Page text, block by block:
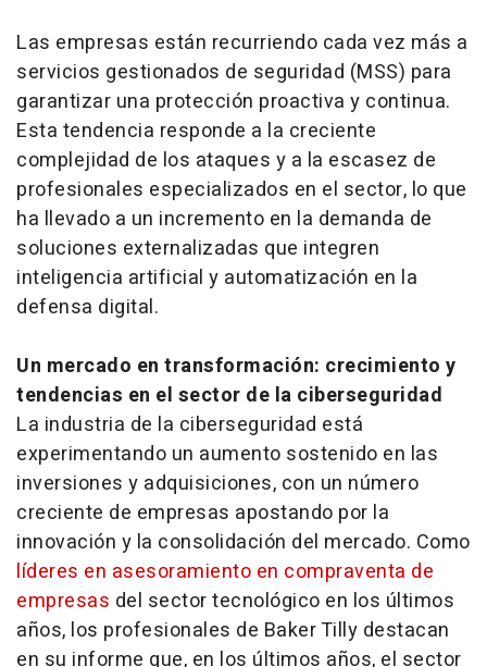
Las empresas están recurriendo cada vez más a
servicios gestionados de seguridad (MSS) para
garantizar una protección proactiva y continua.
Esta tendencia responde a la creciente
complejidad de los ataques y a la escasez de
profesionales especializados en el sector, lo que
ha llevado a un incremento en la demanda de
soluciones externalizadas que integren
inteligencia artificial y automatización en la
defensa digital.
Un mercado en transformación: crecimiento y
tendencias en el sector de la ciberseguridad
La industria de la ciberseguridad está
experimentando un aumento sostenido en las
inversiones y adquisiciones, con un número
creciente de empresas apostando por la
innovación y la consolidación del mercado. Como
líderes en asesoramiento en compraventa de
empresas del sector tecnológico en los últimos
años, los profesionales de Baker Tilly destacan
en su informe que, en los últimos años, el sector